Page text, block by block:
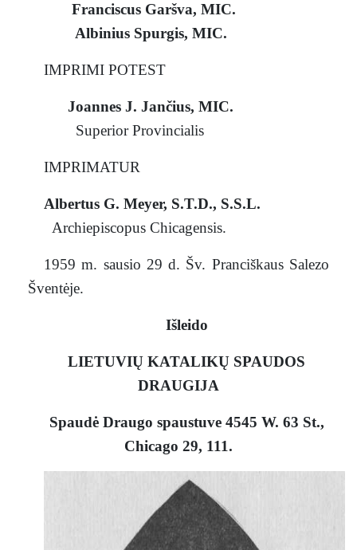
Franciscus Garšva, MIC.
Albinius Spurgis, MIC.
IMPRIMI POTEST
Joannes J. Jančius, MIC.
Superior Provincialis
IMPRIMATUR
Albertus G. Meyer, S.T.D., S.S.L.
Archiepiscopus Chicagensis.
1959 m. sausio 29 d. Šv. Pranciškaus Salezo
Šventėje.
Išleido
LIETUVIŲ KATALIKŲ SPAUDOS
DRAUGIJA
Spaudė Draugo spaustuve 4545 W. 63 St.,
Chicago 29, 111.